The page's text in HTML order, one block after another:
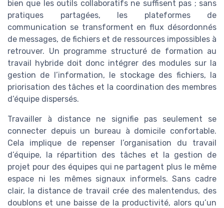
bien que les outils collaboratifs ne suffisent pas ; sans
pratiques partagées, les plateformes de
communication se transforment en flux désordonnés
de messages, de fichiers et de ressources impossibles à
retrouver. Un programme structuré de formation au
travail hybride doit donc intégrer des modules sur la
gestion de l’information, le stockage des fichiers, la
priorisation des tâches et la coordination des membres
d’équipe dispersés.
Travailler à distance ne signifie pas seulement se
connecter depuis un bureau à domicile confortable.
Cela implique de repenser l’organisation du travail
d’équipe, la répartition des tâches et la gestion de
projet pour des équipes qui ne partagent plus le même
espace ni les mêmes signaux informels. Sans cadre
clair, la distance de travail crée des malentendus, des
doublons et une baisse de la productivité, alors qu’un